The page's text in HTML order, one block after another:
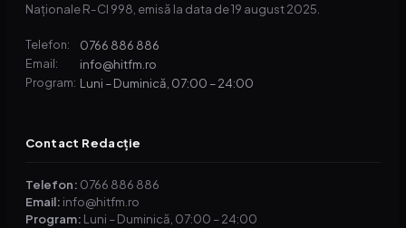
Naționale R-CI 998, emisă la data de 19 august 2025.
Telefon: 0766 886 886
Email: info@hitfm.ro
Program: Luni – Duminică, 07:00 – 24:00
Contact Redacție
Telefon: 0766 886 886
Email: info@hitfm.ro
Program: Luni – Duminică, 07:00 – 24:00